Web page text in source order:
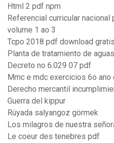
Html 2 pdf npm
Referencial curricular nacional
volume 1 ao 3
Tcpo 2018 pdf download gratis
Planta de tratamiento de
Decreto no 6.029 07 pdf
Mmc e mdc exercicios 6o ano
Derecho mercantil
Guerra del kippur
Rüyada salyangoz görmek
Los milagros de nuestra
Le coeur des tenebres pdf